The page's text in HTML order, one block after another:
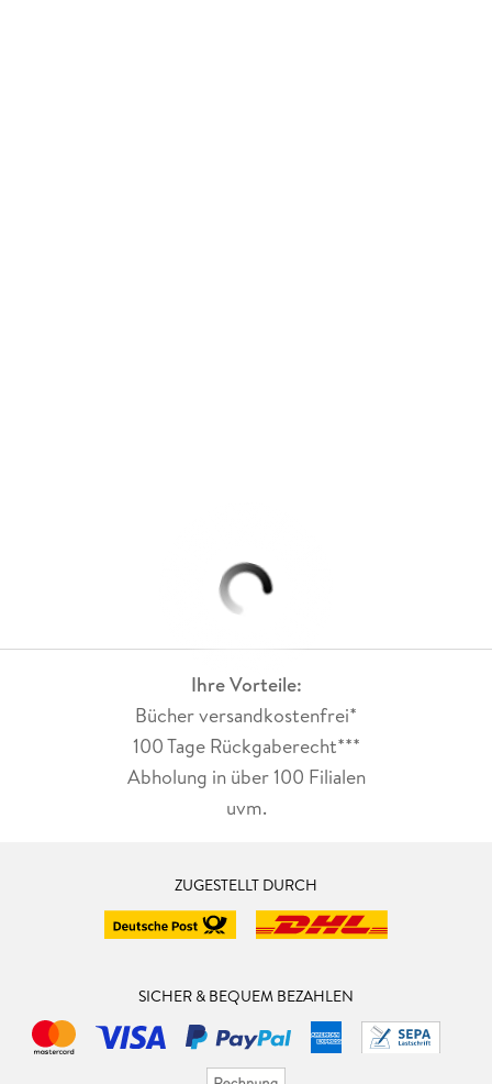
Ihre Vorteile:
Bücher versandkostenfrei*
100 Tage Rückgaberecht***
Abholung in über 100 Filialen
uvm.
ZUGESTELLT DURCH
SICHER & BEQUEM BEZAHLEN